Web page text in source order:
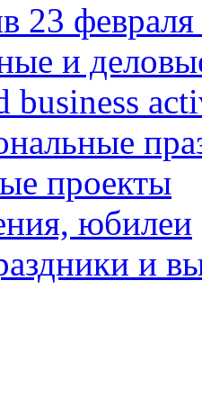
23
и
business
проекты
юбилеи
и